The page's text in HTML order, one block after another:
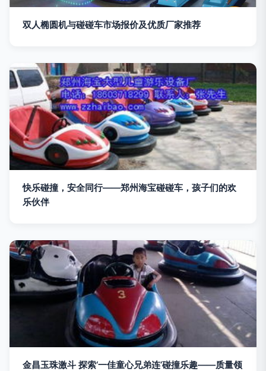
双人椭圆机与碰碰车市场报价及优质厂家推荐
快乐碰撞，安全同行——郑州海宝碰碰车，孩子们的欢
乐伙伴
金昌玉珠激斗 探索‘一佳童心兄弟连’碰撞乐趣——质量领